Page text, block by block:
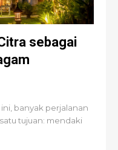
sebagai
banyak perjalanan
tujuan: mendaki